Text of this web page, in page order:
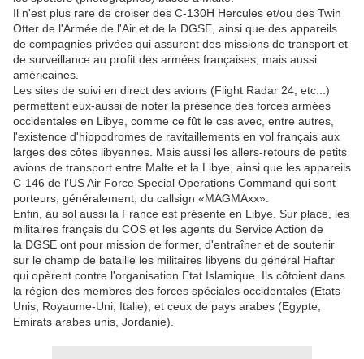
Il n'est plus rare de croiser des C-130H Hercules et/ou des Twin
Otter de l'Armée de l'Air et de la DGSE, ainsi que des appareils
de compagnies privées qui assurent des missions de transport et
de surveillance au profit des armées françaises, mais aussi
américaines.
Les sites de suivi en direct des avions (Flight Radar 24, etc...)
permettent eux-aussi de noter la présence des forces armées
occidentales en Libye, comme ce fût le cas avec, entre autres,
l'existence d'hippodromes de ravitaillements en vol français aux
larges des côtes libyennes. Mais aussi les allers-retours de petits
avions de transport entre Malte et la Libye, ainsi que les appareils
C-146 de l'US Air Force Special Operations Command qui sont
porteurs, généralement, du callsign «MAGMAxx».
Enfin, au sol aussi la France est présente en Libye. Sur place, les
militaires français du COS et les agents du Service Action de
la DGSE ont pour mission de former, d'entraîner et de soutenir
sur le champ de bataille les militaires libyens du général Haftar
qui opèrent contre l'organisation Etat Islamique. Ils côtoient dans
la région des membres des forces spéciales occidentales (Etats-
Unis, Royaume-Uni, Italie), et ceux de pays arabes (Egypte,
Emirats arabes unis, Jordanie).